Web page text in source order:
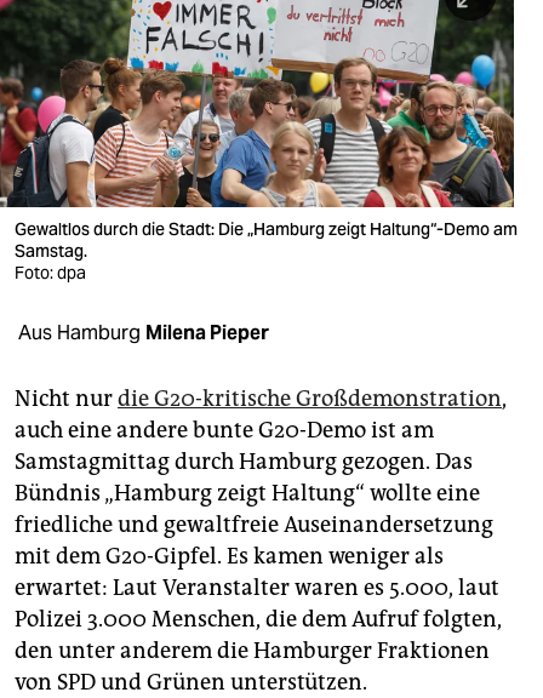
nord
wahrheit
verlag
verlag
veranstaltungen
shop
fragen & hilfe
abo
genossenschaft
epaper login
Gewaltlos durch die Stadt: Die „Hamburg zeigt Haltung“-Demo am
Samstag.
Foto: dpa
Aus Hamburg Milena Pieper
Nicht nurdie G20-kritische Großdemonstration,
auch eine andere bunte G20-Demo ist am
Samstagmittag durch Hamburg gezogen. Das
Bündnis „Hamburg zeigt Haltung“ wollte eine
friedliche und gewaltfreie Auseinandersetzung
mit dem G20-Gipfel. Es kamen weniger als
erwartet: Laut Veranstalter waren es 5.000, laut
Polizei 3.000 Menschen, die dem Aufruf folgten,
den unter anderem die Hamburger Fraktionen
von SPD und Grünen unterstützen.